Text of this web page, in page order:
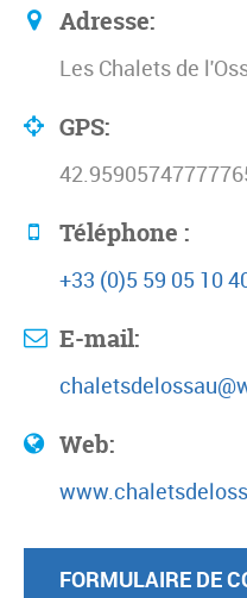
Adresse:
Les Chalets de
GPS:
Téléphone :
+33 (0)5 59 05 10
E-mail:
Web:
FORMULAIRE DE